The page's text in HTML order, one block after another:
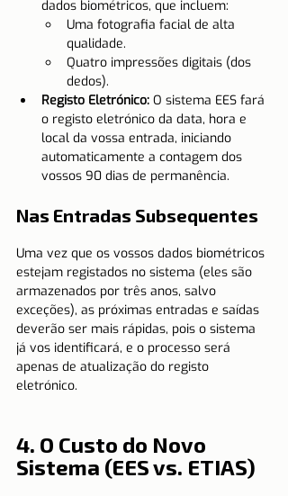
dados biométricos, que incluem:
Uma fotografia facial de alta
qualidade.
Quatro impressões digitais (dos
dedos).
Registo Eletrónico: O sistema EES fará
o registo eletrónico da data, hora e
local da vossa entrada, iniciando
automaticamente a contagem dos
vossos 90 dias de permanência.
Nas Entradas Subsequentes
Uma vez que os vossos dados biométricos
estejam registados no sistema (eles são
armazenados por três anos, salvo
exceções), as próximas entradas e saídas
deverão ser mais rápidas, pois o sistema
já vos identificará, e o processo será
apenas de atualização do registo
eletrónico.
4. O Custo do Novo
Sistema (EES vs. ETIAS)